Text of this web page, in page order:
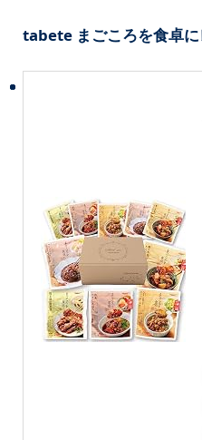
tabete まごころを食卓に